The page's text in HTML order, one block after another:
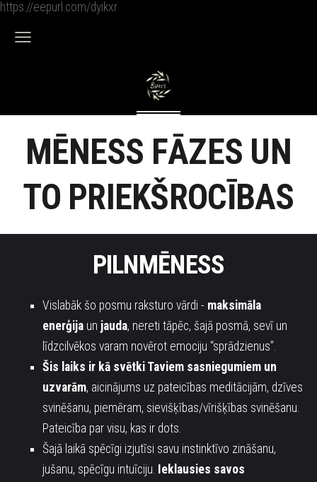
https://eepurl.com/dyikxr
MĒNESS FĀZES UN
TO PRIEKŠROCĪBAS
PILNMĒNESS
Vislabāk šo posmu raksturo vārdi - maksimāla
enerģija un jauda, nereti tāpēc, šajā posmā, sevī un
līdzcilvēkos varam novērot emociju “sprādzienus”.
Šis laiks ir kā svētki Taviem sasniegumiem un
uzvarām, aicinājums uz pateicības meditācijām, dzīves
svinēšanu, piemēram, sievišķības/vīrišķības svinēšanu.
Pateicība par visu, kas ir dots.
Šajā laikā spēcīgi izjutīsi savu instinktīvo zināšanu,
jušanu, spēcīgu intuīciju. Ieklausies savos